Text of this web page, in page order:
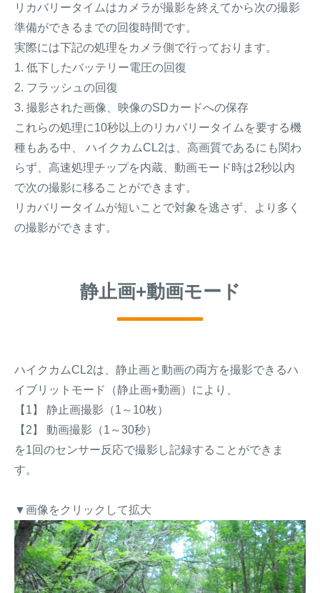
リカバリータイムはカメラが撮影を終えてから次の撮影
準備ができるまでの回復時間です。
実際には下記の処理をカメラ側で行っております。
1. 低下したバッテリー電圧の回復
2. フラッシュの回復
3. 撮影された画像、映像のSDカードへの保存
これらの処理に10秒以上のリカバリータイムを要する機
種もある中、 ハイクカムCL2は、高画質であるにも関わ
らず、高速処理チップを内蔵、動画モード時は2秒以内
で次の撮影に移ることができます。
リカバリータイムが短いことで対象を逃さず、より多く
の撮影ができます。
静止画+動画モード
ハイクカムCL2は、静止画と動画の両方を撮影できるハ
イブリットモード（静止画+動画）により、
【1】 静止画撮影（1～10枚）
【2】 動画撮影（1～30秒）
を1回のセンサー反応で撮影し記録することができま
す。
▼画像をクリックして拡大